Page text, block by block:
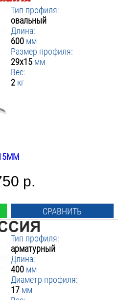
Тип профиля:
овальный
Длина:
600 мм
Размер профиля:
29x15 мм
Вес:
2 кг
р.
СРАВНИТЬ
Тип профиля:
арматурный
Длина:
400 мм
Диаметр профиля:
17 мм